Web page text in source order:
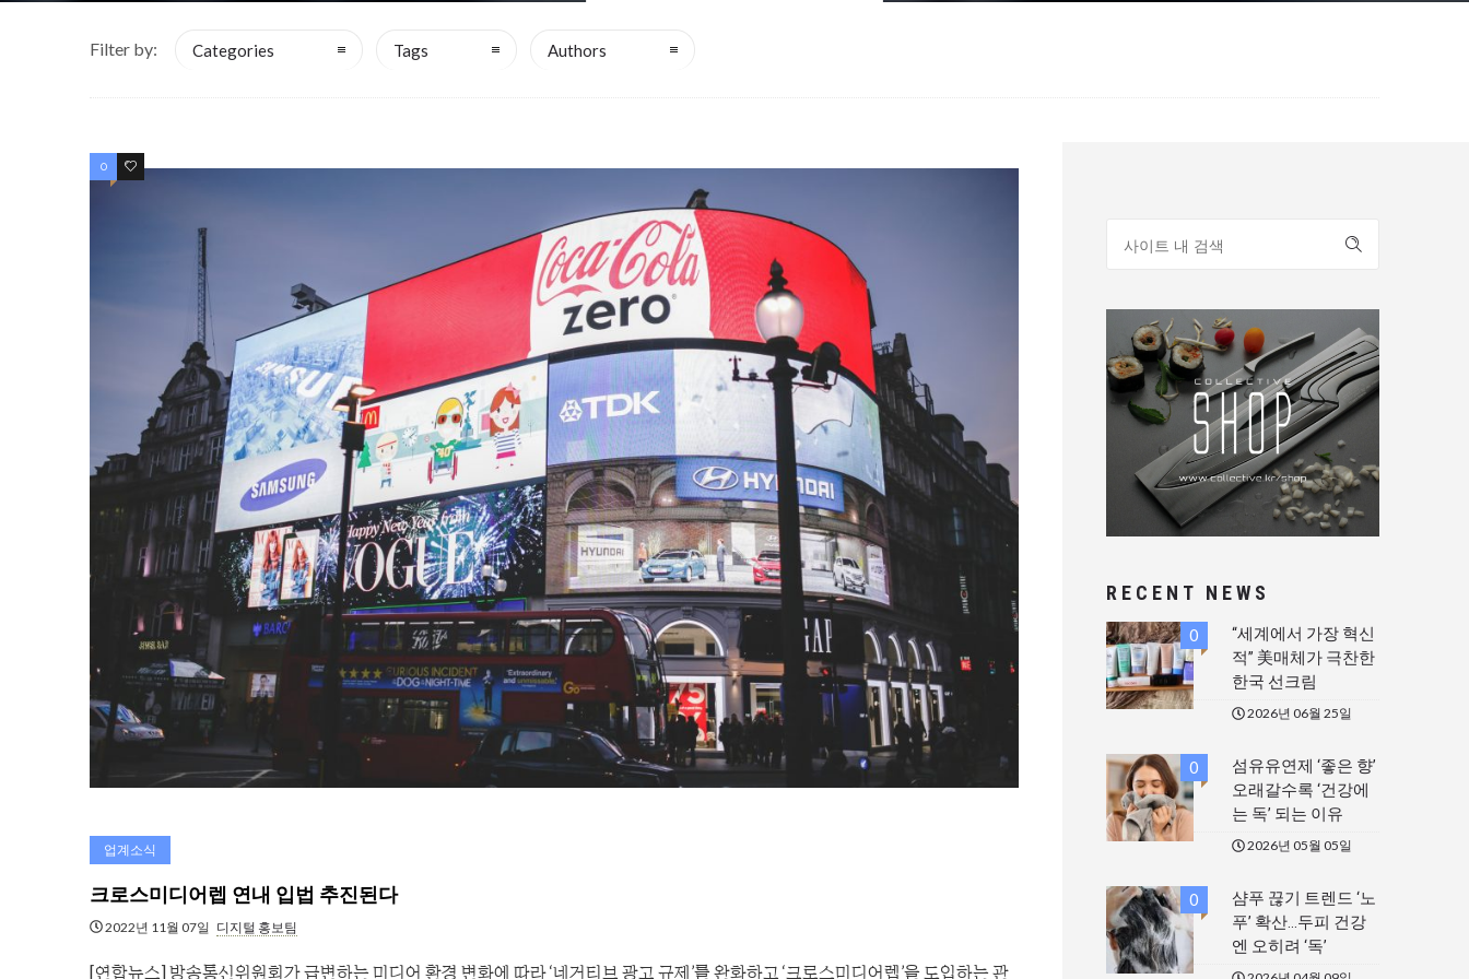
Filter by: Categories Tags Authors
0 1
업계소식
크로스미디어렙 연내 입법 추진된다
2022년 11월 07일 디지털 홍보팀
[연합뉴스] 방송통신위원회가 급변하는 미디어 환경 변화에 따라 ‘네거티브 광고 규제’를 완화하고 ‘크로스미디어렙’을 도입하는 관
RECENT NEWS
0
“세계에서 가장 혁신
적” 美매체가 극찬한
한국 선크림
2026년 06월 25일
0
섬유유연제 ‘좋은 향’
오래갈수록 ‘건강에
는 독’ 되는 이유
2026년 05월 05일
0
샴푸 끊기 트렌드 ‘노
푸’ 확산…두피 건강
엔 오히려 ‘독’